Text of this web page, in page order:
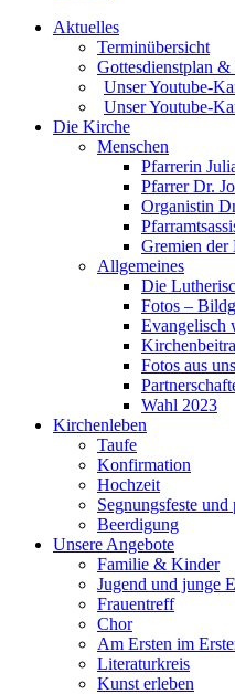
Aktuelles
Terminübersicht
Gottesdienstplan
Unser Youtube-
Unser Youtube-
Die Kirche
Menschen
Pfarrerin
Pfarrer Dr.
Organistin
Gremien der
Allgemeines
Die
Fotos –
Evangelisch
Fotos aus
Wahl 2023
Kirchenleben
Taufe
Konfirmation
Hochzeit
Segnungsfeste
Beerdigung
Unsere Angebote
Familie & Kinder
Jugend und junge
Frauentreff
Chor
Am Ersten im
Literaturkreis
Kunst erleben